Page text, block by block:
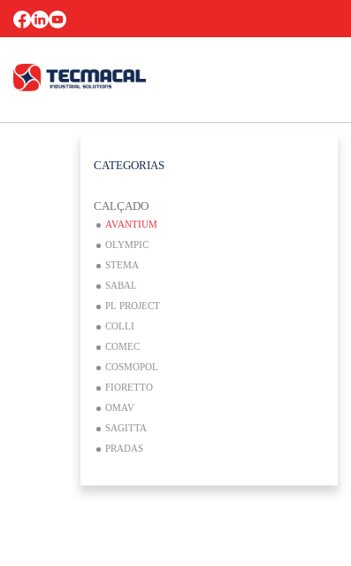
CATEGORIAS
CALÇADO
AVANTIUM
OLYMPIC
STEMA
SABAL
PL PROJECT
COLLI
COMEC
COSMOPOL
FIORETTO
OMAV
SAGITTA
PRADAS